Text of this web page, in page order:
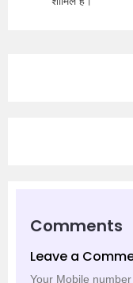
Comments
Leave a
Your Mobile